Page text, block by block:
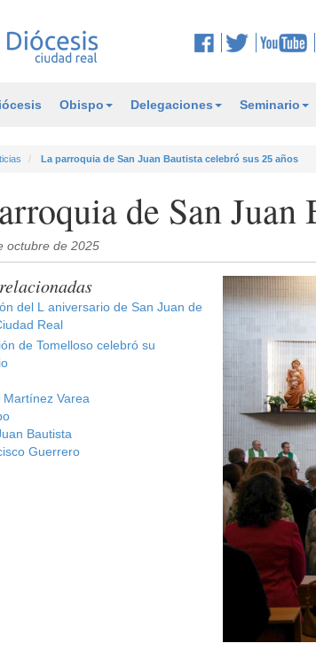
Obispo Delegaciones Seminario
La parroquia de San Juan Bautista celebró sus 25 años
de San Juan
octubre de 2025
del L aniversario de San Juan de
Real
de Tomelloso celebró su
Martínez Varea
Bautista
Guerrero